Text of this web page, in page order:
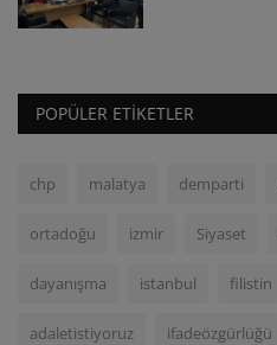
POPÜLER ETIKETLER
chp malatya demparti
ortadoğu izmir Siyaset
dayanışma istanbul filistin
adaletistiyoruz ifadeözgürlüğü